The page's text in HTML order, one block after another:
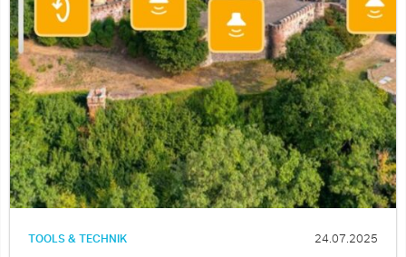
TOOLS & TECHNIK 24.07.2025